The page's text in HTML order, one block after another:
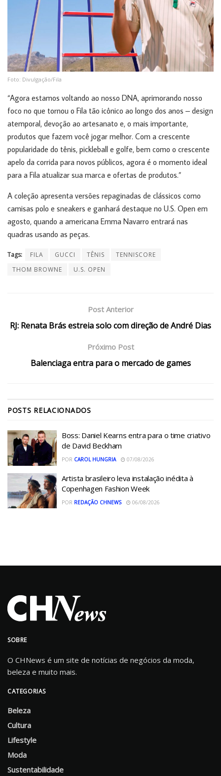
Foto: Divulgação/Fila
“Agora estamos voltando ao nosso DNA, aprimorando nosso
foco no que tornou o Fila tão icônico ao longo dos anos – design
atemporal, devoção ao artesanato e, o mais importante,
produtos que fazem você jogar melhor. Com a crescente
popularidade do tênis, pickleball e golfe, bem como o crescente
apelo da corrida para novos públicos, agora é o momento ideal
para a Fila atualizar sua marca e ofertas de produtos.”
A coleção apresenta versões repaginadas de clássicos como
camisas polo e sneakers e ganhará destaque no U.S. Open em
agosto, quando a americana Emma Navarro entrará nas
quadras usando as peças.
Tags: FILA GUCCI TÊNIS
TENNISCORE
THOM BROWNE
U.S. OPEN
Post Anterior
RJ: Renata Brás estreia solo com direção de André Dias
Próximo Post
Balenciaga entra para o mercado de games
POSTS RELACIONADOS
Boss: Daniel Kearns entra para o time criativo
de David Beckham
POR CAROL HUNGRIA 07/08/2026
Artista brasileiro leva instalação inédita à
Copenhagen Fashion Week
POR REDAÇÃO CHNEWS 06/08/2026
SOBRE
O CHNews é um site de notícias de negócios da moda,
beleza e muito mais.
CATEGORIAS
Beleza
Cultura
Lifestyle
Moda
Sustentabilidade